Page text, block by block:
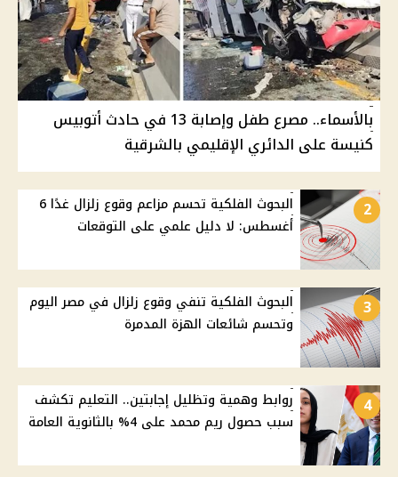
بالأسماء.. مصرع طفل وإصابة 13 في حادث أتوبيس
كنيسة على الدائري الإقليمي بالشرقية
2
البحوث الفلكية تحسم مزاعم وقوع زلزال غدًا 6
أغسطس: لا دليل علمي على التوقعات
3
البحوث الفلكية تنفي وقوع زلزال في مصر اليوم
وتحسم شائعات الهزة المدمرة
4
روابط وهمية وتظليل إجابتين.. التعليم تكشف
سبب حصول ريم محمد على 4% بالثانوية العامة